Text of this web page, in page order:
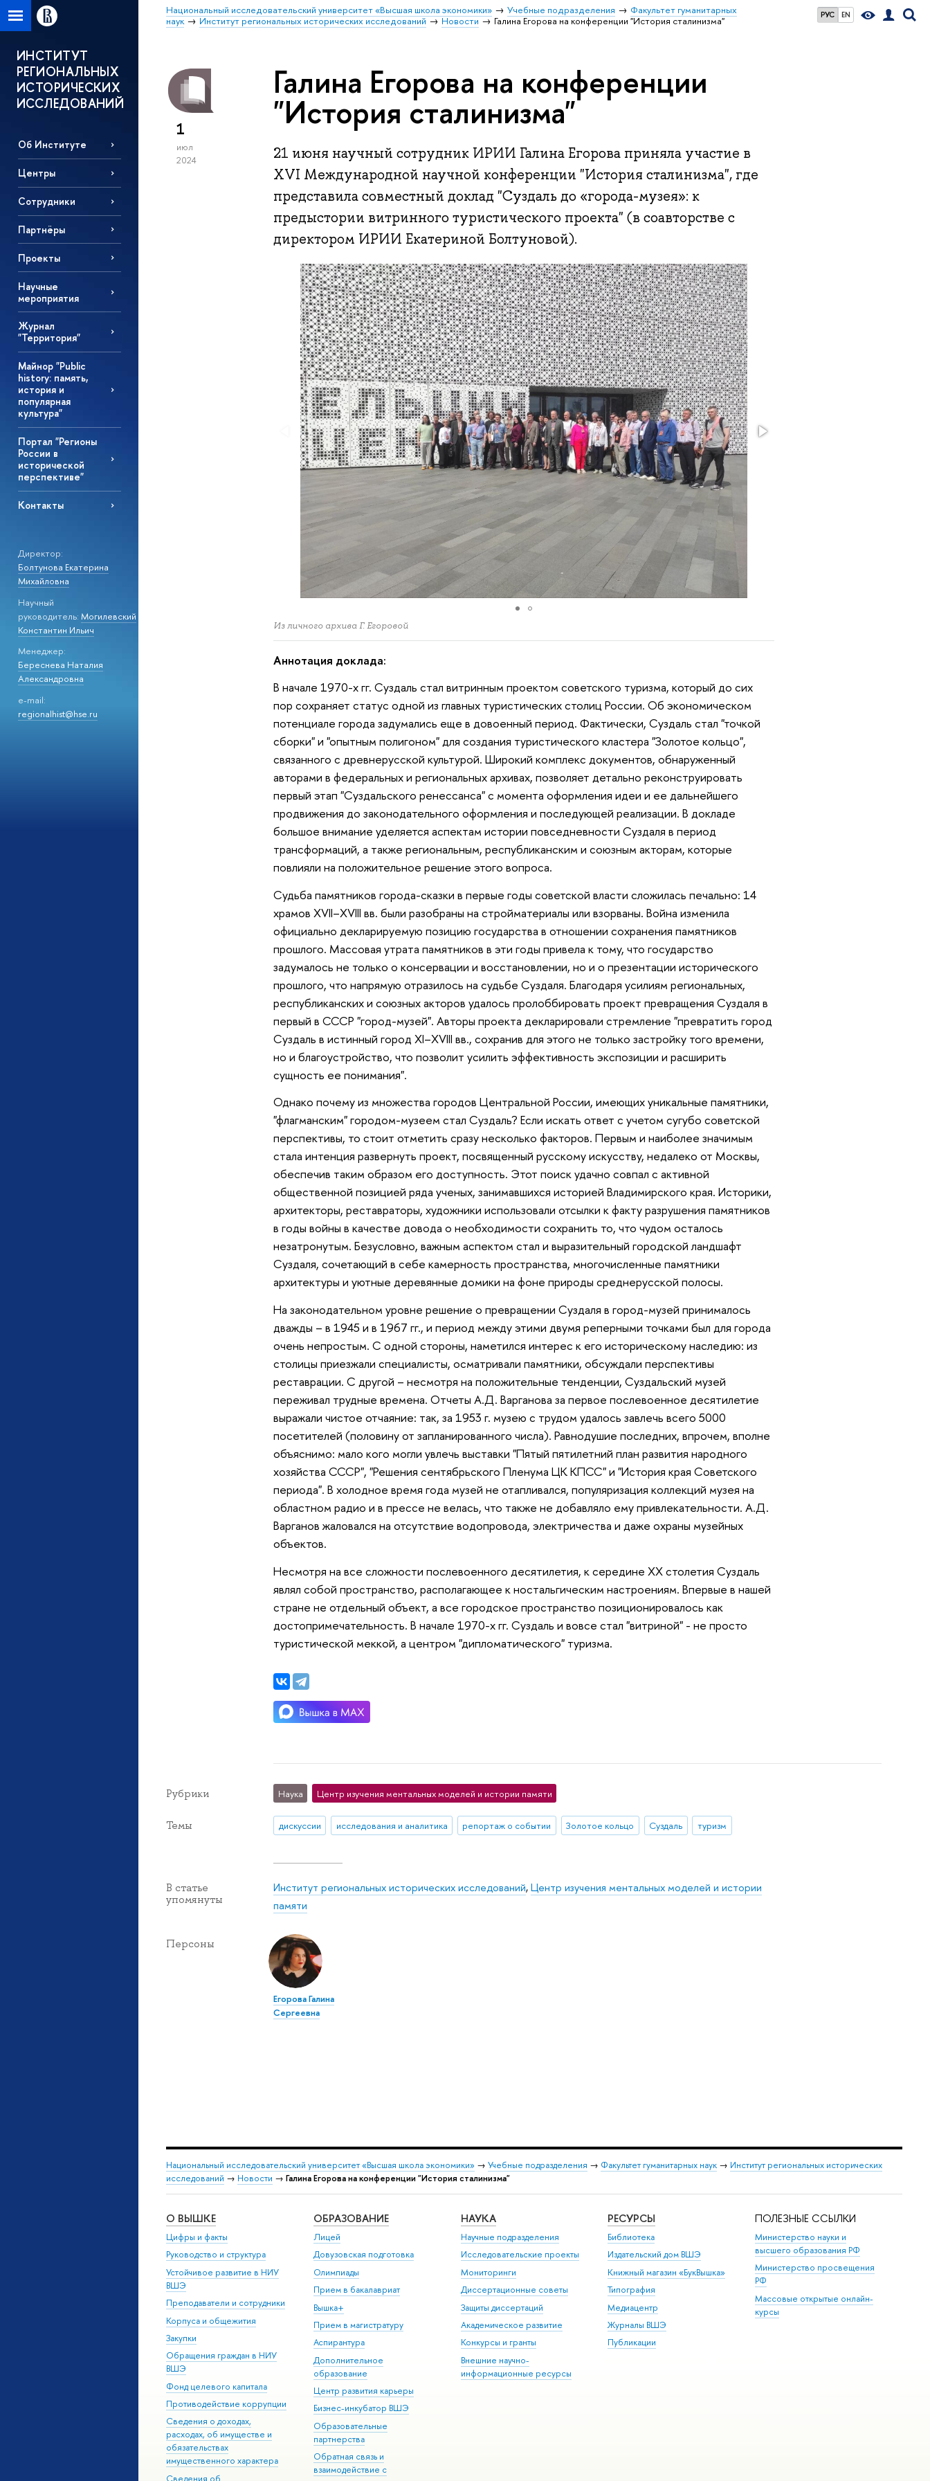
РУС EN
Национальный исследовательский университет «Высшая школа экономики» Учебные подразделения
Факультет гуманитарных
наук
Институт региональных исторических исследований Новости Галина Егорова на конференции "История сталинизма"
ИНСТИТУТ
РЕГИОНАЛЬНЫХ
ИСТОРИЧЕСКИХ
ИССЛЕДОВАНИЙ
Об Институте
Центры
Сотрудники
Партнёры
Проекты
Научные
мероприятия
Журнал
"Территория"
Майнор "Public
history: память,
история и
популярная
культура"
Портал "Регионы
России в
исторической
перспективе"
Контакты
Директор:
Болтунова Екатерина
Михайловна
Научный
руководитель: Могилевский
Константин Ильич
Менеджер:
Береснева Наталия
Александровна
e-mail:
regionalhist@hse.ru
1
июл
2024
Галина Егорова на конференции
"История сталинизма"
21 июня научный сотрудник ИРИИ Галина Егорова приняла участие в
XVI Международной научной конференции "История сталинизма", где
представила совместный доклад "Суздаль до «города-музея»: к
предыстории витринного туристического проекта" (в соавторстве с
директором ИРИИ Екатериной Болтуновой).
Из личного архива Г. Егоровой
Аннотация доклада:
В начале 1970-х гг. Суздаль стал витринным проектом советского туризма, который до сих
пор сохраняет статус одной из главных туристических столиц России. Об экономическом
потенциале города задумались еще в довоенный период. Фактически, Суздаль стал "точкой
сборки" и "опытным полигоном" для создания туристического кластера "Золотое кольцо",
связанного с древнерусской культурой. Широкий комплекс документов, обнаруженный
авторами в федеральных и региональных архивах, позволяет детально реконструировать
первый этап "Суздальского ренессанса" с момента оформления идеи и ее дальнейшего
продвижения до законодательного оформления и последующей реализации. В докладе
большое внимание уделяется аспектам истории повседневности Суздаля в период
трансформаций, а также региональным, республиканским и союзным акторам, которые
повлияли на положительное решение этого вопроса.
Судьба памятников города-сказки в первые годы советской власти сложилась печально: 14
храмов XVII–XVIII вв. были разобраны на стройматериалы или взорваны. Война изменила
официально декларируемую позицию государства в отношении сохранения памятников
прошлого. Массовая утрата памятников в эти годы привела к тому, что государство
задумалось не только о консервации и восстановлении, но и о презентации исторического
прошлого, что напрямую отразилось на судьбе Суздаля. Благодаря усилиям региональных,
республиканских и союзных акторов удалось пролоббировать проект превращения Суздаля в
первый в СССР "город-музей". Авторы проекта декларировали стремление "превратить город
Суздаль в истинный город XI–XVIII вв., сохранив для этого не только застройку того времени,
но и благоустройство, что позволит усилить эффективность экспозиции и расширить
сущность ее понимания".
Однако почему из множества городов Центральной России, имеющих уникальные памятники,
"флагманским" городом-музеем стал Суздаль? Если искать ответ с учетом сугубо советской
перспективы, то стоит отметить сразу несколько факторов. Первым и наиболее значимым
стала интенция развернуть проект, посвященный русскому искусству, недалеко от Москвы,
обеспечив таким образом его доступность. Этот поиск удачно совпал с активной
общественной позицией ряда ученых, занимавшихся историей Владимирского края. Историки,
архитекторы, реставраторы, художники использовали отсылки к факту разрушения памятников
в годы войны в качестве довода о необходимости сохранить то, что чудом осталось
незатронутым. Безусловно, важным аспектом стал и выразительный городской ландшафт
Суздаля, сочетающий в себе камерность пространства, многочисленные памятники
архитектуры и уютные деревянные домики на фоне природы среднерусской полосы.
На законодательном уровне решение о превращении Суздаля в город-музей принималось
дважды – в 1945 и в 1967 гг., и период между этими двумя реперными точками был для города
очень непростым. С одной стороны, наметился интерес к его историческому наследию: из
столицы приезжали специалисты, осматривали памятники, обсуждали перспективы
реставрации. С другой – несмотря на положительные тенденции, Суздальский музей
переживал трудные времена. Отчеты А.Д. Варганова за первое послевоенное десятилетие
выражали чистое отчаяние: так, за 1953 г. музею с трудом удалось завлечь всего 5000
посетителей (половину от запланированного числа). Равнодушие последних, впрочем, вполне
объяснимо: мало кого могли увлечь выставки "Пятый пятилетний план развития народного
хозяйства СССР", "Решения сентябрьского Пленума ЦК КПСС" и "История края Советского
периода". В холодное время года музей не отапливался, популяризация коллекций музея на
областном радио и в прессе не велась, что также не добавляло ему привлекательности. А.Д.
Варганов жаловался на отсутствие водопровода, электричества и даже охраны музейных
объектов.
Несмотря на все сложности послевоенного десятилетия, к середине ХХ столетия Суздаль
являл собой пространство, располагающее к ностальгическим настроениям. Впервые в нашей
стране не отдельный объект, а все городское пространство позиционировалось как
достопримечательность. В начале 1970-х гг. Суздаль и вовсе стал "витриной" - не просто
туристической меккой, а центром "дипломатического" туризма.
Рубрики Наука Центр изучения ментальных моделей и истории памяти
Темы дискуссии исследования и аналитика репортаж о событии Золотое кольцо Суздаль туризм
В статье
упомянуты
Институт региональных исторических исследований,Центр изучения ментальных моделей и истории
памяти
Персоны
Егорова Галина
Сергеевна
Национальный исследовательский университет «Высшая школа экономики» → Учебные подразделения → Факультет гуманитарных наук → Институт региональных исторических
исследований → Новости → Галина Егорова на конференции "История сталинизма"
О ВЫШКЕ
Цифры и факты
Руководство и структура
Устойчивое развитие в НИУ
ВШЭ
Преподаватели и сотрудники
Корпуса и общежития
Закупки
Обращения граждан в НИУ
ВШЭ
Фонд целевого капитала
Противодействие коррупции
Сведения о доходах,
расходах, об имуществе и
обязательствах
имущественного характера
Сведения об
ОБРАЗОВАНИЕ
Лицей
Довузовская подготовка
Олимпиады
Прием в бакалавриат
Вышка+
Прием в магистратуру
Аспирантура
Дополнительное
образование
Центр развития карьеры
Бизнес-инкубатор ВШЭ
Образовательные
партнерства
Обратная связь и
взаимодействие с
НАУКА
Научные подразделения
Исследовательские проекты
Мониторинги
Диссертационные советы
Защиты диссертаций
Академическое развитие
Конкурсы и гранты
Внешние научно-
информационные ресурсы
РЕСУРСЫ
Библиотека
Издательский дом ВШЭ
Книжный магазин «БукВышка»
Типография
Медиацентр
Журналы ВШЭ
Публикации
ПОЛЕЗНЫЕ ССЫЛКИ
Министерство науки и
высшего образования РФ
Министерство просвещения
РФ
Массовые открытые онлайн-
курсы